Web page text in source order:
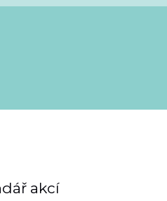
akcí